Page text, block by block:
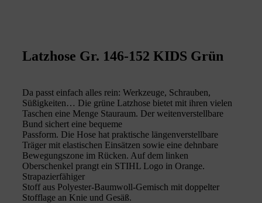
Latzhose Gr. 146-152 KIDS Grün
Da passt einfach alles rein: Werkzeuge, Schrauben,
Süßigkeiten… Die grüne Latzhose bietet mit ihren vielen
Taschen eine Menge Stauraum. Der weitenverstellbare
Bund sichert eine bequeme
Passform. Die Hose hat praktische längenverstellbare
Träger mit elastischen Einsätzen sowie eine dehnbare
Bewegungszone im Rücken. Auf dem linken
Oberschenkel prangt ein STIHL Logo in Orange.
Strapazierfähiger
Stoff aus Polyester-Baumwoll-Gemisch mit doppelter
Stofflage an Knie und Gesäß.